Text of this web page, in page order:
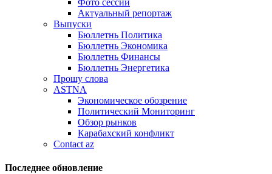
Фото сессии
Актуальный репортаж
Выпуски
Бюллетнь Политика
Бюллетнь Экономика
Бюллетнь Финансы
Бюллетнь Энергетика
Прошу слова
ASTNA
Экономическое обозрение
Политический Мониторинг
Обзор рынков
Карабахский конфликт
Contact az
Последнее обновление